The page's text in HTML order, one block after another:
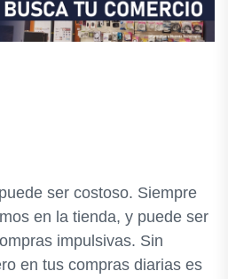
ser costoso. Siempre
en la tienda, y puede ser
impulsivas. Sin
en tus compras diarias es